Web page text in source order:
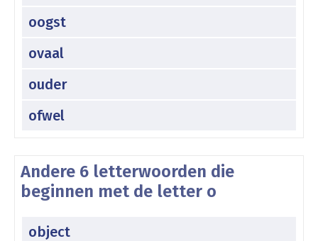
oogst
ovaal
ouder
ofwel
Andere 6 letterwoorden die
beginnen met de letter o
object